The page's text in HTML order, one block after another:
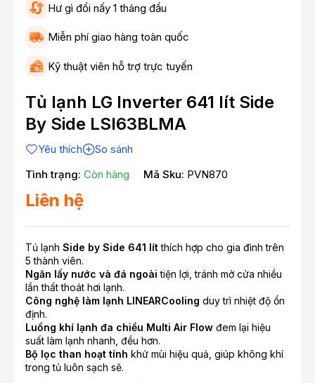
Hư gì đổi nấy 1 tháng đầu
Miễn phí giao hàng toàn quốc
Kỹ thuật viên hỗ trợ trực tuyến
Tủ lạnh LG Inverter 641 lít Side
By Side LSI63BLMA
Yêu thích
So sánh
Tình trạng: Còn hàng Mã Sku: PVN870
Liên hệ
Tủ lạnh Side by Side 641 lítthích hợp cho gia đình trên
5 thành viên.
Ngăn lấy nước và đá ngoài tiện lợi, tránh mở cửa nhiều
lần thất thoát hơi lạnh.
Công nghệ làm lạnh LINEARCooling duy trì nhiệt độ ổn
định.
Luồng khí lạnh đa chiều Multi Air Flow đem lại hiệu
suất làm lạnh nhanh, đều hơn.
Bộ lọc than hoạt tính khử mùi hiệu quả, giúp không khí
trong tủ luôn sạch sẽ.